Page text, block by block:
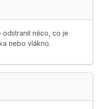
odstranit něco, co je
nebo vlákno.